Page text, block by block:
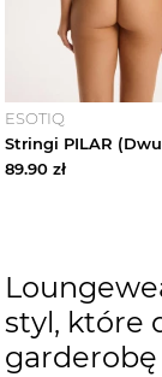
ESOTIQ
Stringi PILAR
89.90 zł
styl, które
garderobę